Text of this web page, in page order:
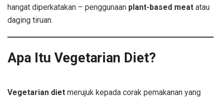
hangat diperkatakan – penggunaan plant-based meat atau
daging tiruan.
Apa Itu Vegetarian Diet?
Vegetarian diet merujuk kepada corak pemakanan yang